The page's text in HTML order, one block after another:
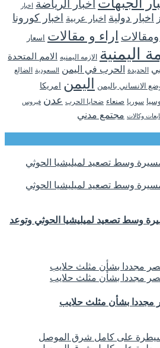
الجبهات اخبار الرياضة
اخبار
اخبار دولية اخبار عربية اخبار كورونا
ومقالات اراء و مقالات اسعار
اليمنية الازمه اليمنيه الامم المتحدة
الحديدة الحرب في اليمن السعودية الضالع
الانساني باليمن اليمن امريكا
سوريا صنعاء ضحايا الحرب عدن فيروس
وكالات مجتمع مدني
وسط تصعيد لميليشيا الحوثي وتوعد
بشأن مثلث حلايب